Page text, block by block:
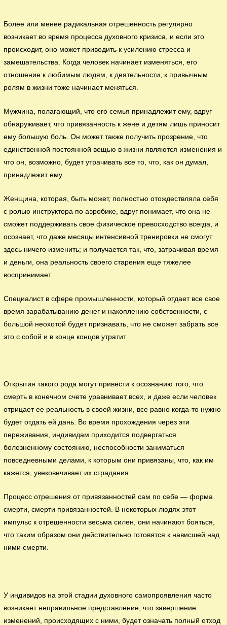
Более или менее радикальная отрешенность регулярно
возникает во время процесса духовного кризиса, и если это
происходит, оно может приводить к усилению стресса и
замешательства. Когда человек начинает изменяться, его
отношение к любимым людям, к деятельности, к привычным
ролям в жизни тоже начинает меняться.
Мужчина, полагающий, что его семья принадлежит ему, вдруг
обнаруживает, что привязанность к жене и детям лишь приносит
ему большую боль. Он может также получить прозрение, что
единственной постоянной вещью в жизни являются изменения и
что он, возможно, будет утрачивать все то, что, как он думал,
принадлежит ему.
Женщина, которая, быть может, полностью отождествляла себя
с ролью инструктора по аэробике, вдруг понимает, что она не
сможет поддерживать свое физическое превосходство всегда, и
осознает, что даже месяцы интенсивной тренировки не смогут
здесь ничего изменить; и получается так, что, затрачивая время
и деньги, она реальность своего старения еще тяжелее
воспринимает.
Специалист в сфере промышленности, который отдает все свое
время зарабатыванию денег и накоплению собственности, с
большой неохотой будет признавать, что не сможет забрать все
это с собой и в конце концов утратит.
Открытия такого рода могут привести к осознанию того, что
смерть в конечном счете уравнивает всех, и даже если человек
отрицает ее реальность в своей жизни, все равно когда-то нужно
будет отдать ей дань. Во время прохождения через эти
переживания, индивидам приходится подвергаться
болезненному состоянию, неспособности заниматься
повседневными делами, к которым они привязаны, что, как им
кажется, увековечивает их страдания.
Процесс отрешения от привязанностей сам по себе — форма
смерти, смерти привязанностей. В некоторых людях этот
импульс к отрешенности весьма силен, они начинают бояться,
что таким образом они действительно готовятся к нависшей над
ними смерти.
У индивидов на этой стадии духовного самопроявления часто
возникает неправильное представление, что завершение
изменений, происходящих с ними, будет означать полный отход